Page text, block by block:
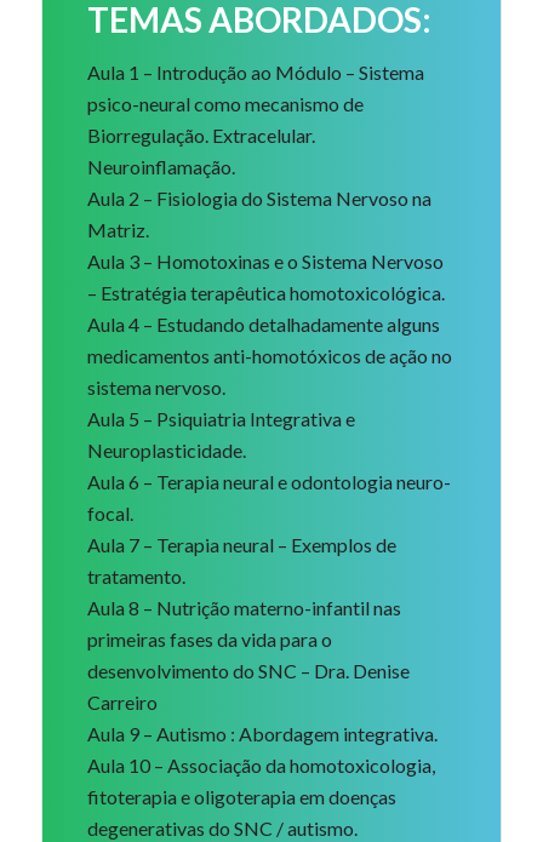
TEMAS ABORDADOS:
Aula 1 – Introdução ao Módulo – Sistema
psico-neural como mecanismo de
Biorregulação. Extracelular.
Neuroinflamação.
Aula 2 – Fisiologia do Sistema Nervoso na
Matriz.
Aula 3 – Homotoxinas e o Sistema Nervoso
– Estratégia terapêutica homotoxicológica.
Aula 4 – Estudando detalhadamente alguns
medicamentos anti-homotóxicos de ação no
sistema nervoso.
Aula 5 – Psiquiatria Integrativa e
Neuroplasticidade.
Aula 6 – Terapia neural e odontologia neuro-
focal.
Aula 7 – Terapia neural – Exemplos de
tratamento.
Aula 8 – Nutrição materno-infantil nas
primeiras fases da vida para o
desenvolvimento do SNC – Dra. Denise
Carreiro
Aula 9 – Autismo : Abordagem integrativa.
Aula 10 – Associação da homotoxicologia,
fitoterapia e oligoterapia em doenças
degenerativas do SNC / autismo.